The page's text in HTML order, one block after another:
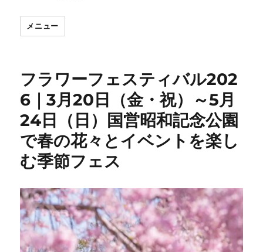
メニュー
フラワーフェスティバル202
6｜3月20日（金・祝）～5月
24日（日）国営昭和記念公園
で春の花々とイベントを楽し
む季節フェス